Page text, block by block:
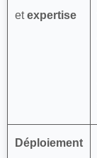
etexpertise
Déploiement